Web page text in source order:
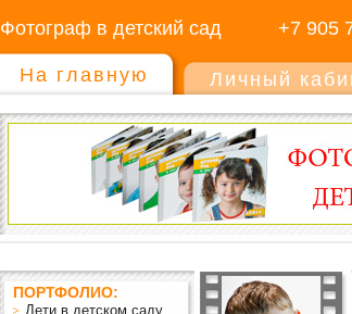
Фотограф в детский сад +7 905
На главную Личный
ПОРТФОЛИО:
Дети в детском саду